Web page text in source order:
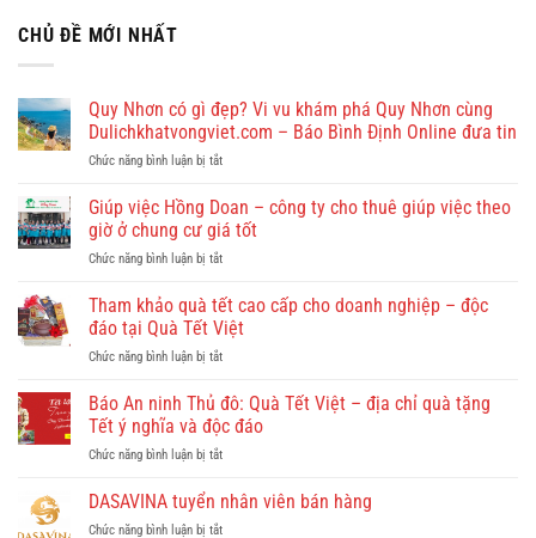
CHỦ ĐỀ MỚI NHẤT
Quy Nhơn có gì đẹp? Vi vu khám phá Quy Nhơn cùng
Dulichkhatvongviet.com – Báo Bình Định Online đưa tin
Chức năng bình luận bị tắtở
Nhơn
có
gì
đẹp?
vu
khám
phá
Quy
cùng
Dulichkhatvongviet.com
Báo
Định
Online
Giúp việc Hồng Doan – công ty cho thuê giúp việc theo
giờ ở chung cư giá tốt
Chức năng bình luận bị tắtở
việc
Hồng
Doan
–
ty
cho
giúp
theo
Tham khảo quà tết cao cấp cho doanh nghiệp – độc
đáo tại Quà Tết Việt
Chức năng bình luận bị tắtở
khảo
quà
tết
cao
cho
Báo An ninh Thủ đô: Quà Tết Việt – địa chỉ quà tặng
Tết ý nghĩa và độc đáo
Chức năng bình luận bị tắtở
An
DASAVINA tuyển nhân viên bán hàng
Chức năng bình luận bị tắtở